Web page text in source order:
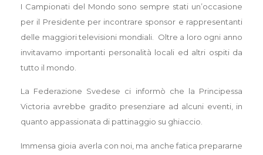
I Campionati del Mondo sono sempre stati un’occasione
per il Presidente per incontrare sponsor e rappresentanti
delle maggiori televisioni mondiali. Oltre a loro ogni anno
invitavamo importanti personalità locali ed altri ospiti da
tutto il mondo.
La Federazione Svedese ci informò che la Principessa
Victoria avrebbe gradito presenziare ad alcuni eventi, in
quanto appassionata di pattinaggio su ghiaccio.
Immensa gioia averla con noi, ma anche fatica prepararne